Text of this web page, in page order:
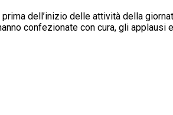
dell’inizio delle attività della
confezionate con cura, gli